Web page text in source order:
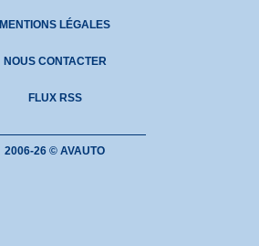
MENTIONS LÉGALES
NOUS CONTACTER
FLUX RSS
2006-26 © AVAUTO